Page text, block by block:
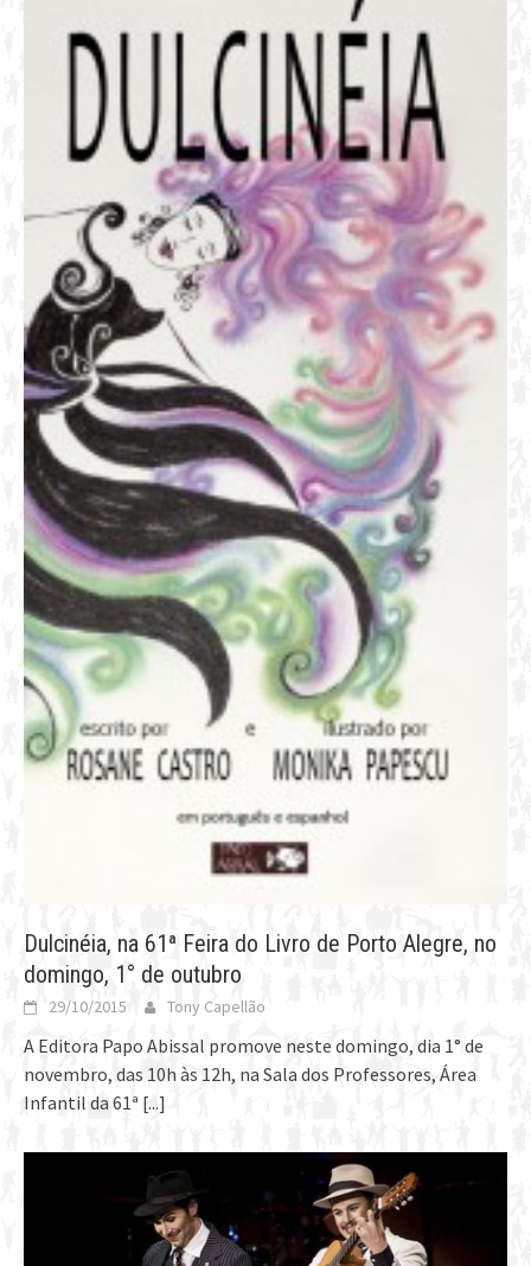
Dulcinéia, na 61ª Feira do Livro de Porto Alegre, no
domingo, 1° de outubro
29/10/2015 Tony Capellão
A Editora Papo Abissal promove neste domingo, dia 1° de
novembro, das 10h às 12h, na Sala dos Professores, Área
Infantil da 61ª [...]